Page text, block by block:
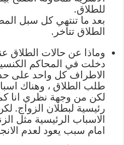
للطلاق.
بعد ما تنتهي كل سبل
الطلاق تتاخر.
وماذا عن حالات الطلاق
دخلت في المحاكم
الاطراف كل واحد على
طلب الطلاق ، وهناك
لكن من وجهة نظري انا
رئيسية لبطلان الزواج.
الاسباب الرئيسية مثل
امام سبب يعود لعدم